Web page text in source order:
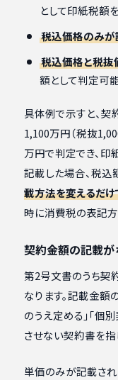
として印紙税額
税込価格のみが
税込価格と税抜
額として判定可
具体例で示すと、契
1,100万円（税抜
万円で判定でき、印
記載した場合、税込
載方法を変えるだ
時に消費税の表記方
契約金額の記載
第2号文書のうち契
なります。記載金額
のうえ定める」「個
させない契約書を指
単価のみが記載さ